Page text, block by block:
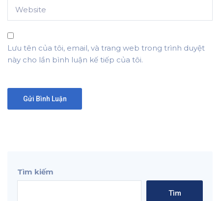
Lưu tên của tôi, email, và trang web trong trình duyệt
này cho lần bình luận kế tiếp của tôi.
Tìm kiếm
Tìm